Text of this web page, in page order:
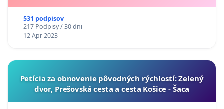
531 podpisov
217 Podpisy / 30 dni
12 Apr 2023
​Petícia za obnovenie pôvodných rýchlostí: Zelený
dvor, Prešovská cesta a cesta Košice - Šaca